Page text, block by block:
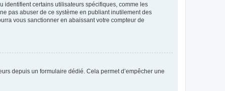
identifient certains utilisateurs spécifiques, comme les
pas abuser de ce système en publiant inutilement des
vous sanctionner en abaissant votre compteur de
depuis un formulaire dédié. Cela permet d’empêcher une